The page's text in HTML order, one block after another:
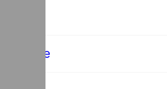
software